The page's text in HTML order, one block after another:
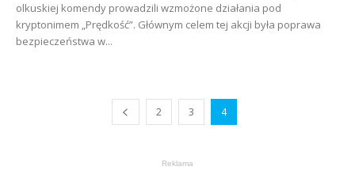
olkuskiej komendy prowadzili wzmożone działania pod
kryptonimem „Prędkość”. Głównym celem tej akcji była poprawa
bezpieczeństwa w...
2 3 4
Reklama